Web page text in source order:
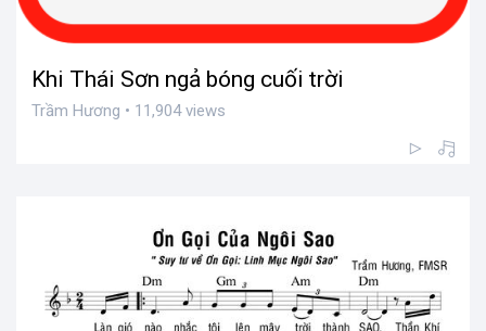
Khi Thái Sơn ngả bóng cuối trời
Trầm Hương • 11,904 views